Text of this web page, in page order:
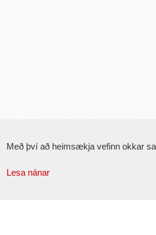
Með því að heimsækja vefinn okkar
Lesa nánar